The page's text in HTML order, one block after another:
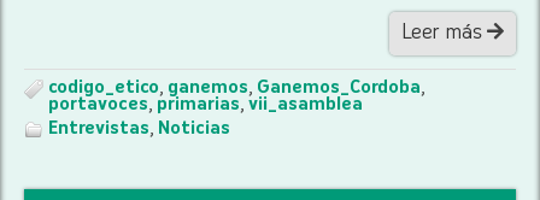
Leer más
codigo_etico, ganemos, Ganemos_Cordoba,
portavoces, primarias, vii_asamblea
Entrevistas, Noticias